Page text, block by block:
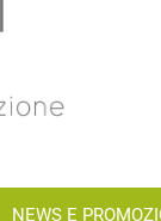
NEWS E